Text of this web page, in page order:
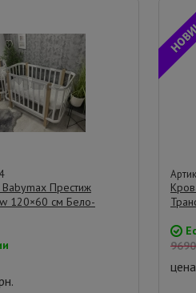
Babymax Престиж
120×60 см Бело-
9690